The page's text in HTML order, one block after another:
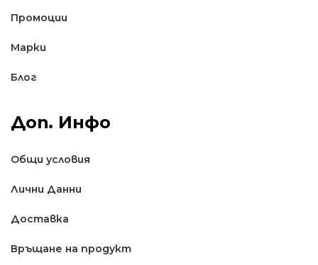
Промоции
Марки
Блог
Доп. Инфо
Общи условия
Лични Данни
Доставкa
Връщане на продукт